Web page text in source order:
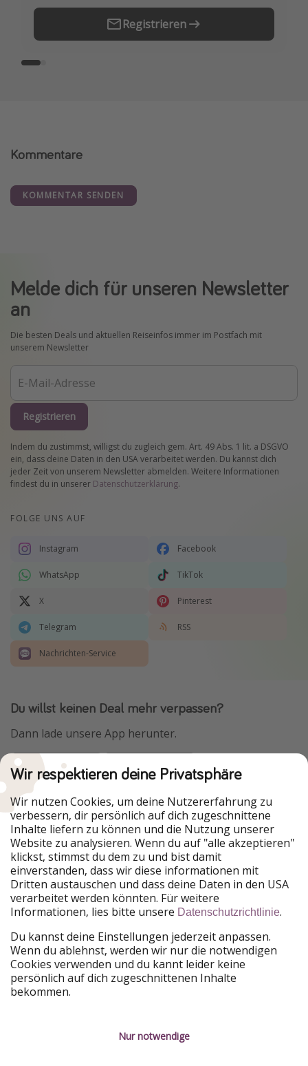
Registrieren
Kommentare
KOMMENTAR SENDEN
Melde dich für unseren Newsletter
an
Die besten Deals und aktuellen Reiseinfos immer im Postfach mit
unserem Newsletter
Registrieren
Indem du zustimmst, willigst du zugleich gem. Art. 49 Abs. 1 lit. a DSGVO
ein, dass deine Daten in den USA verarbeitet werden. Du kannst dich
jeder Zeit von unserem Newsletter abmelden. Weitere Informationen
findest du in unserer Datenschutzerklärung.
FOLGE UNS AUF
Instagram Facebook
WhatsApp TikTok
X Pinterest
Telegram RSS
Nachrichten-Service
Du willst keinen Deal mehr verpassen?
Dann lade unsere App herunter.
Urlaubspiraten ist Teil der HolidayPirates Group
Unsere Märkte
PiratinViaggio
HolidayPirates
VakantiePiraten
WakacyjniPiraci
VoyagesPirates
Ferienpiraten
Urlaubspiraten
ViajerosPiratas
TravelPirates
HolidayPirates Group
Lerne uns kennen
Über uns
Rechtliches
Wir respektieren deine Privatsphäre
Wir nutzen Cookies, um deine Nutzererfahrung zu
verbessern, dir persönlich auf dich zugeschnittene
Inhalte liefern zu können und die Nutzung unserer
Website zu analysieren. Wenn du auf "alle akzeptieren"
klickst, stimmst du dem zu und bist damit
einverstanden, dass wir diese informationen mit
Dritten austauschen und dass deine Daten in den USA
verarbeitet werden könnten. Für weitere
Informationen, lies bitte unsere Datenschutzrichtlinie.
Du kannst deine Einstellungen jederzeit anpassen.
Wenn du ablehnst, werden wir nur die notwendigen
Cookies verwenden und du kannt leider keine
persönlich auf dich zugeschnittenen Inhalte
bekommen.
Nur notwendige